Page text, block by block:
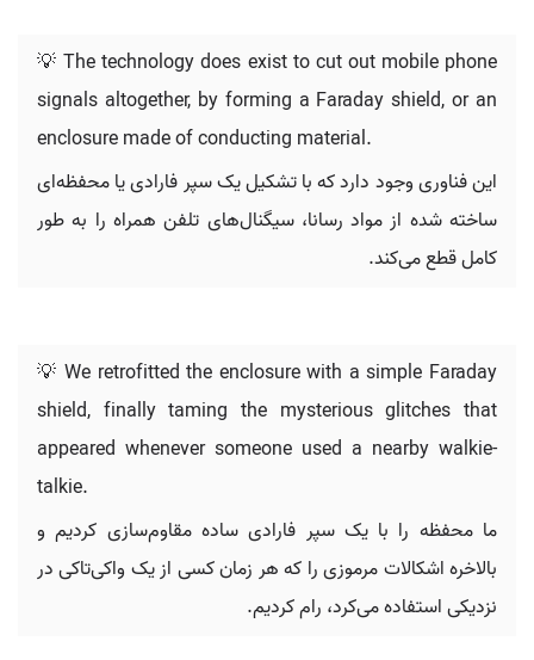
💡 The technology does exist to cut out mobile phone
signals altogether, by forming a Faraday shield, or an
enclosure made of conducting material.
این فناوری وجود دارد که با تشکیل یک سپر فارادی یا محفظه‌ای
ساخته شده از مواد رسانا، سیگنال‌های تلفن همراه را به طور
کامل قطع می‌کند.
💡 We retrofitted the enclosure with a simple Faraday
shield, finally taming the mysterious glitches that
appeared whenever someone used a nearby walkie-
talkie.
ما محفظه را با یک سپر فارادی ساده مقاوم‌سازی کردیم و
بالاخره اشکالات مرموزی را که هر زمان کسی از یک واکی‌تاکی در
نزدیکی استفاده می‌کرد، رام کردیم.